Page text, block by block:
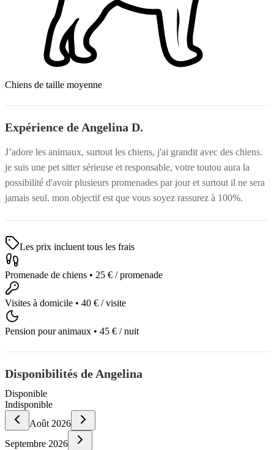
Chiens de taille moyenne
Expérience de Angelina D.
J’adore les animaux, surtout les chiens, j'ai grandit avec des chiens.
je suis une pet sitter sérieuse et responsable, votre toutou aura la
possibilité d'avoir plusieurs promenades par jour et surtout il ne sera
jamais seul. mon objectif est que vous soyez rassurez à 100%.
Les prix incluent tous les frais
Promenade de chiens • 25 € / promenade
Visites à domicile • 40 € / visite
Pension pour animaux • 45 € / nuit
Disponibilités de Angelina
Disponible
Indisponible
Août 2026
Septembre 2026